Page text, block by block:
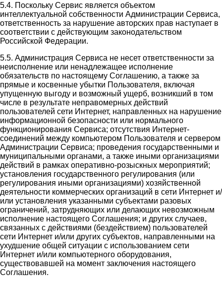
5.4. Поскольку Сервис является объектом
интеллектуальной собственности Администрации Сервиса,
ответственность за нарушение авторских прав наступает в
соответствии с действующим законодательством
Российской Федерации.
5.5. Администрация Сервиса не несет ответственности за
неисполнение или ненадлежащее исполнение
обязательств по настоящему Соглашению, а также за
прямые и косвенные убытки Пользователя, включая
упущенную выгоду и возможный ущерб, возникший в том
числе в результате неправомерных действий
пользователей сети Интернет, направленных на нарушение
информационной безопасности или нормального
функционирования Сервиса; отсутствия Интернет-
соединений между компьютером Пользователя и сервером
Администрации Сервиса; проведения государственными и
муниципальными органами, а также иными организациями
действий в рамках оперативно-розыскных мероприятий;
установления государственного регулирования (или
регулирования иными организациями) хозяйственной
деятельности коммерческих организаций в сети Интернет и/
или установления указанными субъектами разовых
ограничений, затрудняющих или делающих невозможным
исполнение настоящего Соглашения; и других случаев,
связанных с действиями (бездействием) пользователей
сети Интернет и/или других субъектов, направленными на
ухудшение общей ситуации с использованием сети
Интернет и/или компьютерного оборудования,
существовавшей на момент заключения настоящего
Соглашения.